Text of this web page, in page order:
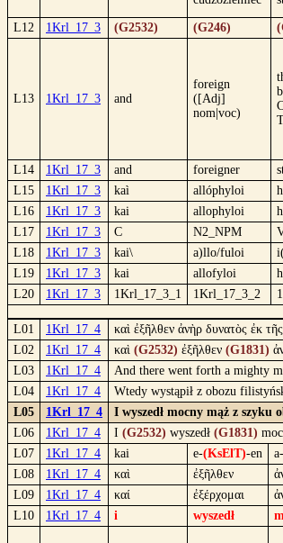
L12 1Krl_17_3 (G2532) (G246)
L13 1Krl_17_3 and
foreign
([Adj]
nom|voc)
L14 1Krl_17_3 and foreigner
L15
1Krl_17_3 kaì allóphyloi
L16
1Krl_17_3 kai allophyloi
L17
1Krl_17_3 C N2_NPM
L18
1Krl_17_3 kai\ a)llo/fuloi
L19
1Krl_17_3 kai allofyloi
L20
1Krl_17_3 1Krl_17_3_1 1Krl_17_3_2
L01 1Krl_17_4
καὶ ἐξῆλθεν ἀνὴρ δυνατὸς ἐκ
L02
1Krl_17_4 καὶ (G2532) ἐξῆλθεν (G1831)
L03
1Krl_17_4
And there went forth a mighty
L04
1Krl_17_4
Wtedy wystąpił z obozu
L05
1Krl_17_4
I wyszedł mocny mąż z szyku
L06
1Krl_17_4 I (G2532) wyszedł (G1831)
L07
1Krl_17_4 kai e-(KsElT)-en a-
L08
1Krl_17_4 καὶ ἐξῆλθεν
L09
1Krl_17_4 καί ἐξέρχομαι
L10
1Krl_17_4 i wyszedł